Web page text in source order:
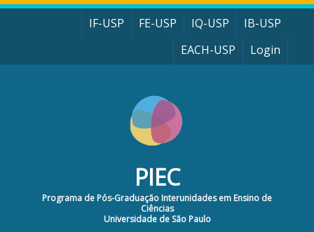
Pular para o conteúdo principal
IF-USP FE-USP IQ-USP
IB-USP
EACH-USP
Login
PIEC
Programa de Pós-Graduação Interunidades em Ensino de
Ciências
Universidade de São Paulo